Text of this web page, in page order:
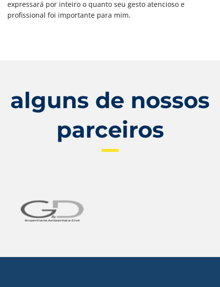
expressará por inteiro o quanto seu gesto atencioso e
profissional foi importante para mim.
alguns de nossos
parceiros